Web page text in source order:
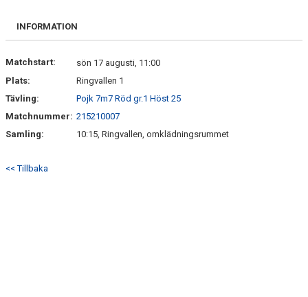
KONTAKT
NY I BK30
WIMANS MINNESFOND
INFORMATION
Matchstart:
sön 17 augusti, 11:00
Plats:
Ringvallen 1
Tävling:
Pojk 7m7 Röd gr.1 Höst 25
Matchnummer: 215210007
Samling:
10:15, Ringvallen, omklädningsrummet
<< Tillbaka